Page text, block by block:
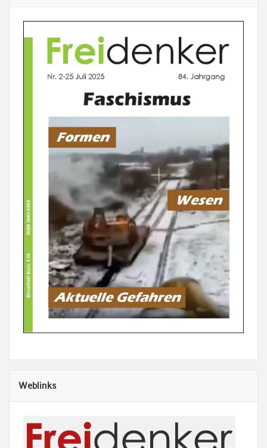
Weblinks